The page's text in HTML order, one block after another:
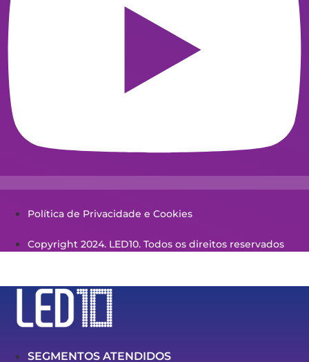
Política de Privacidade e Cookies
Copyright 2024. LED10. Todos os direitos reservados
SEGMENTOS ATENDIDOS